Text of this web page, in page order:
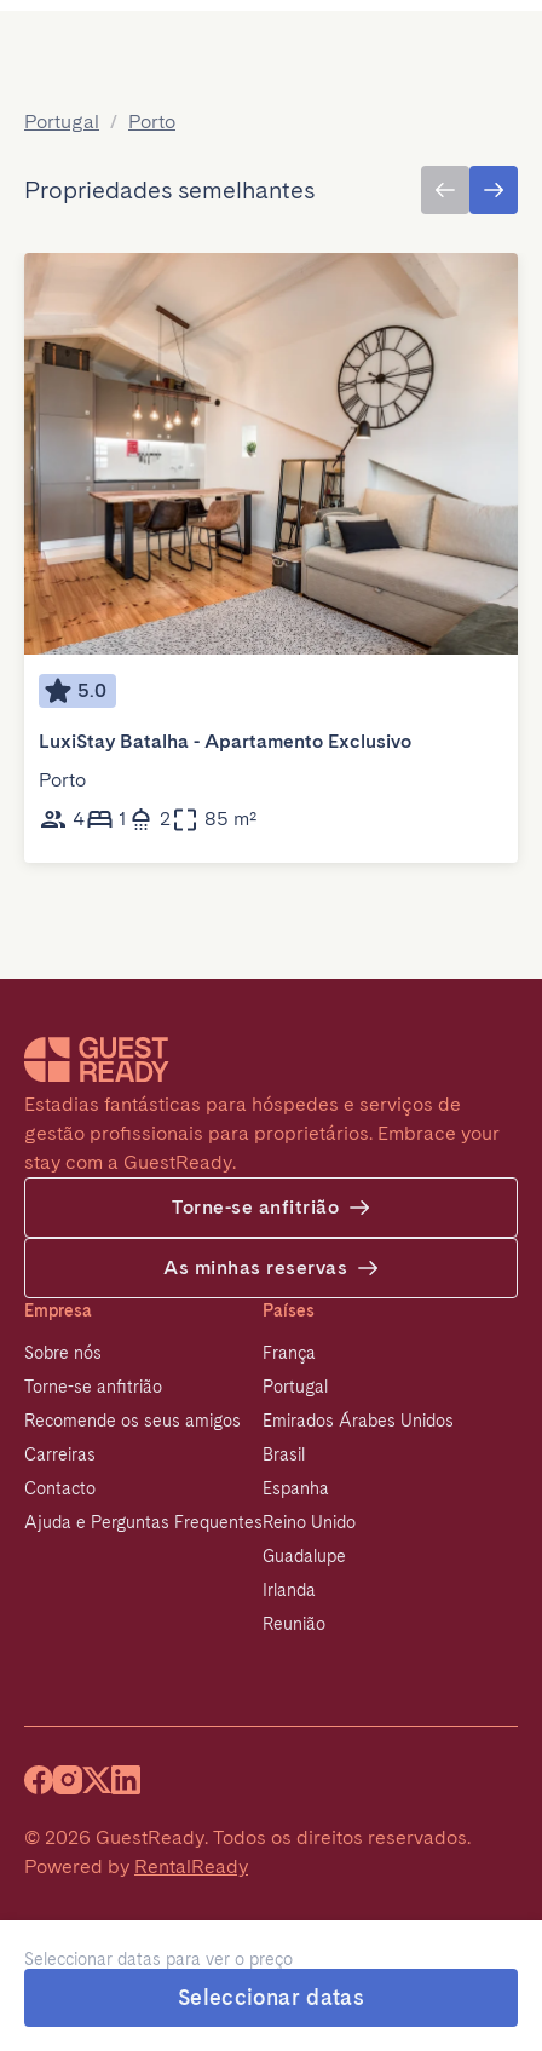
Seleccionar datas para ver o preço
Seleccionar datas
Portugal / Porto
Propriedades semelhantes
5.0
LuxiStay Batalha - Apartamento Exclusivo
Porto
4
1 2 85 m²
Estadias fantásticas para hóspedes e serviços de
gestão profissionais para proprietários. Embrace your
stay com a GuestReady.
Torne-se anfitrião
As minhas reservas
Empresa
Sobre nós
Torne-se anfitrião
Recomende os seus amigos
Carreiras
Contacto
Ajuda e Perguntas Frequentes
Países
França
Portugal
Emirados Árabes Unidos
Brasil
Espanha
Reino Unido
Guadalupe
Irlanda
Reunião
© 2026 GuestReady. Todos os direitos reservados.
Powered by RentalReady